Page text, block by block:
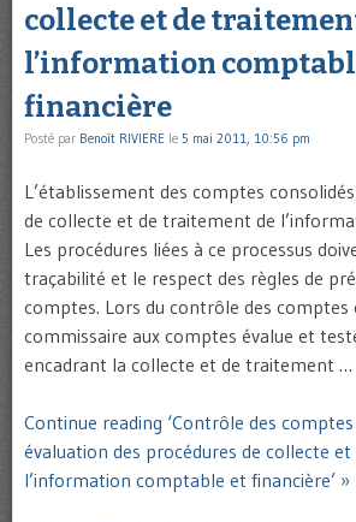
collecte et de
l’information
financière
Posté par Benoît RIVIERE le 5 mai 2011, 10:56 pm
L’établissement des comptes
de collecte et de traitement de
Les procédures liées à ce processus
traçabilité et le respect des règles de
comptes. Lors du contrôle des comptes
commissaire aux comptes évalue et
encadrant la collecte et de traitement …
Continue reading ‘Contrôle des
évaluation des procédures de collecte
l’information comptable et financière’ »